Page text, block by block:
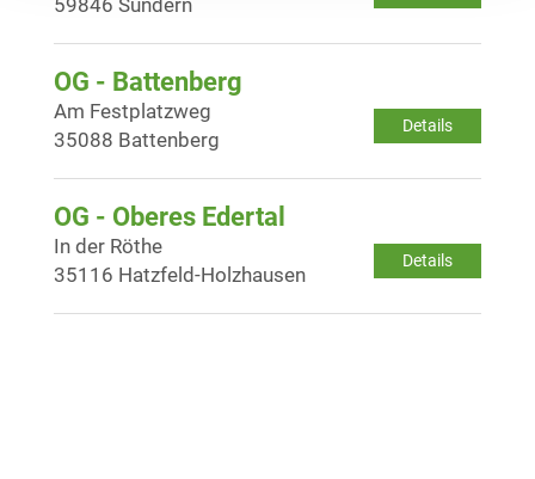
OG - Battenberg
Details
Am Festplatzweg
35088 Battenberg
OG - Oberes Edertal
Details
In der Röthe
35116 Hatzfeld-Holzhausen